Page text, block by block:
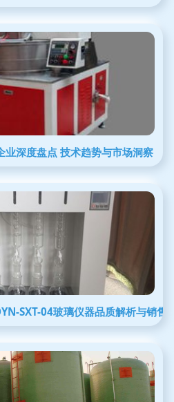
深度盘点 技术趋势与市场洞察
SXT-04玻璃仪器品质解析与销售